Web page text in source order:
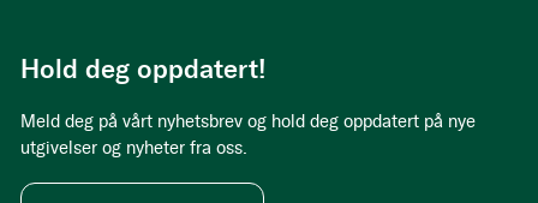
Hold deg oppdatert!
Meld deg på vårt nyhetsbrev og hold deg oppdatert på nye
utgivelser og nyheter fra oss.